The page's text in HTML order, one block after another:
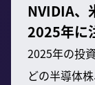
NVIDIA、
2025年に
2025年の投
どの半導体